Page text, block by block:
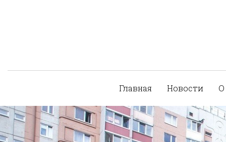
Главная Новости О